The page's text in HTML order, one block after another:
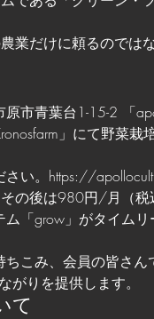
業だけに頼るのでは
市青葉台1-15-2 「
」にて野菜
い。https://
の後は980円/月（
「grow」がタイム
こみ、会員の皆さ
がりを提供します。
て